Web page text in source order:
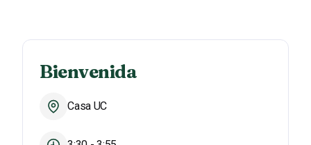
Bienvenida
Casa UC